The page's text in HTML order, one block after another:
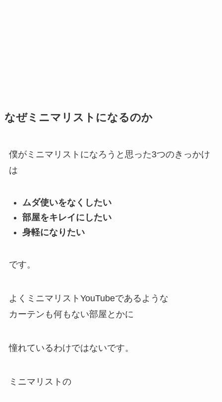
なぜミニマリストになるのか
僕がミニマリストになろうと思った3つのきっかけ
は
ムダ使いをなくしたい
部屋をキレイにしたい
身軽になりたい
です。
よくミニマリストYouTubeであるような
カーテンも何もない部屋とかに
憧れているわけではないです。
ミニマリストの